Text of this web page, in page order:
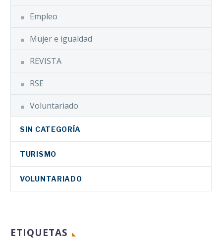
Empleo
Mujer e igualdad
REVISTA
RSE
Voluntariado
SIN CATEGORÍA
TURISMO
VOLUNTARIADO
ETIQUETAS